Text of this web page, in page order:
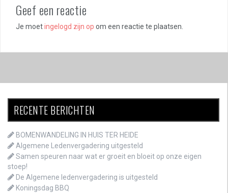
Geef een reactie
Je moetingelogd zijn op om een reactie te plaatsen.
RECENTE BERICHTEN
BOMENWANDELING IN HUIS TER HEIDE
Algemene Ledenvergadering uitgesteld
Samen speuren naar wat er groeit en bloeit op onze eigen
stoep!
De Algemene ledenvergadering is uitgesteld
Koningsdag BBQ